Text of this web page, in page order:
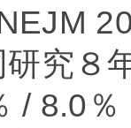
究８
/ 8.0